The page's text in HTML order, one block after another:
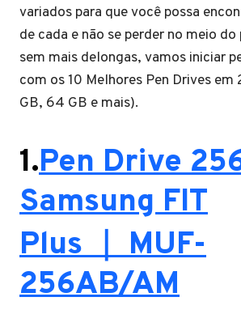
variados para que você possa
de cada e não se perder no meio
sem mais delongas, vamos iniciar
com os 10 Melhores Pen Drives em
GB, 64 GB e mais).
1.Pen Drive
Samsung FIT
Plus ｜ MUF-
256AB/AM